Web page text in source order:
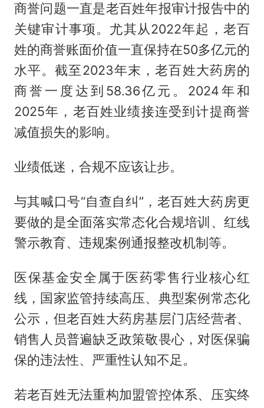
商誉问题一直是老百姓年报审计报告中的
关键审计事项。尤其从2022年起，老百
姓的商誉账面价值一直保持在50多亿元的
水平。截至2023年末，老百姓大药房的
商誉一度达到58.36亿元。2024年和
2025年，老百姓业绩接连受到计提商誉
减值损失的影响。
业绩低迷，合规不应该让步。
与其喊口号“自查自纠”，老百姓大药房更
要做的是全面落实常态化合规培训、红线
警示教育、违规案例通报整改机制等。
医保基金安全属于医药零售行业核心红
线，国家监管持续高压、典型案例常态化
公示，但老百姓大药房基层门店经营者、
销售人员普遍缺乏政策敬畏心，对医保骗
保的违法性、严重性认知不足。
若老百姓无法重构加盟管控体系、压实终